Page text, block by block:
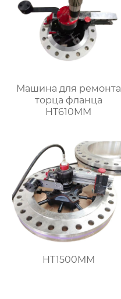
Машина для ремонта
торца фланца
HT610MM
HT1500MM